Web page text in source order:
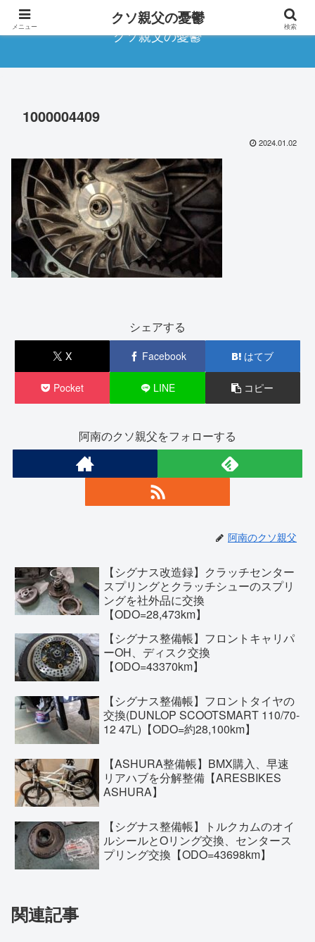
クソ親父の憂鬱
1000004409
2024.01.02
シェアする
X Facebook はてブ
Pocket LINE コピー
阿南のクソ親父をフォローする
阿南のクソ親父
【シグナス改造録】クラッチセンター
スプリングとクラッチシューのスプリ
ングを社外品に交換
【ODO=28,473km】
【シグナス整備帳】フロントキャリパ
ーOH、ディスク交換
【ODO=43370km】
【シグナス整備帳】フロントタイヤの
交換(DUNLOP SCOOTSMART 110/70-
12 47L)【ODO=約28,100km】
【ASHURA整備帳】BMX購入、早速
リアハブを分解整備【ARESBIKES
ASHURA】
【シグナス整備帳】トルクカムのオイ
ルシールとOリング交換、センタース
プリング交換【ODO=43698km】
関連記事
メニュー クソ親父の憂鬱 検索